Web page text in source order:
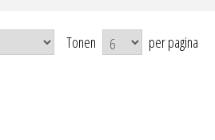
Tonen per pagina